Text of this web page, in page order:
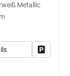
Metallic